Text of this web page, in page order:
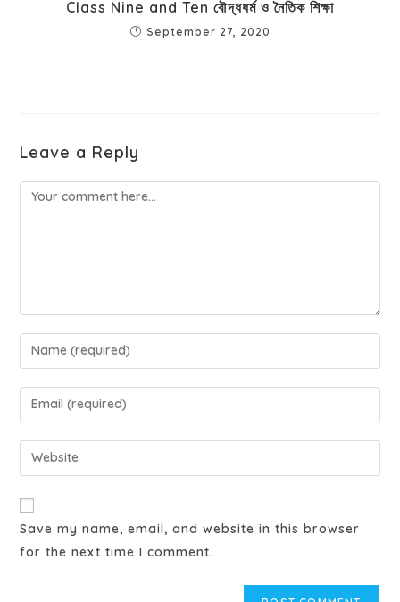
Class Nine and Ten বৌদ্ধধর্ম ও নৈতিক শিক্ষা
September 27, 2020
Leave a Reply
Save my name, email, and website in this browser
for the next time I comment.